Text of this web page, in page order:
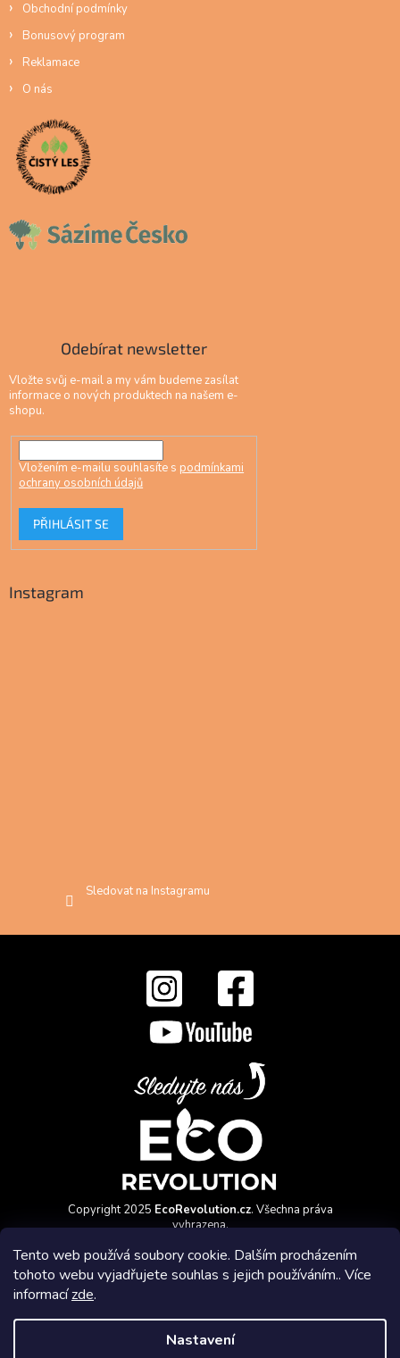
Tento web používá soubory cookie. Dalším procházením
tohoto webu vyjadřujete souhlas s jejich používáním.. Více
informacízde.
Nastavení
Obchodní podmínky
Bonusový program
Reklamace
O nás
Odebírat newsletter
Vložte svůj e-mail a my vám budeme zasílat
informace o nových produktech na našem e-
shopu.
Vložením e-mailu souhlasíte s podmínkami
ochrany osobních údajů
PŘIHLÁSIT SE
Instagram
Sledovat na Instagramu
Copyright 2025 EcoRevolution.cz. Všechna práva
vyhrazena.